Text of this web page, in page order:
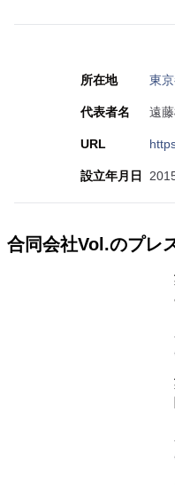
所在地 東
代表者名 遠
URL
設立年月日
合同会社Vol.のプレ